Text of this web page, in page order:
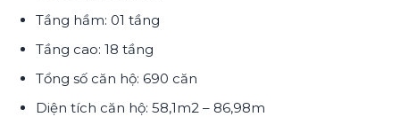
Tầng hầm: 01 tầng
Tầng cao: 18 tầng
Tổng số căn hộ: 690 căn
Diện tích căn hộ: 58,1m2 – 86,98m